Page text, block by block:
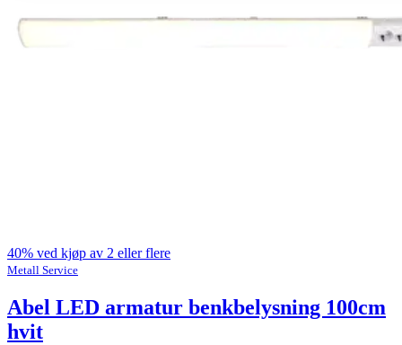
40% ved kjøp av 2 eller flere
Metall Service
Abel LED armatur benkbelysning 100cm
hvit